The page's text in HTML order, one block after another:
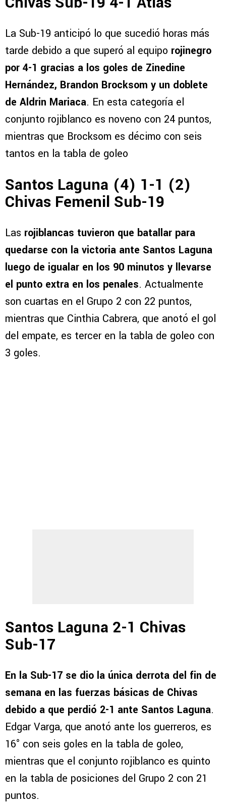
La Sub-19 anticipó lo que sucedió horas más
tarde debido a que superó al equipo rojinegro
por 4-1 gracias a los goles de Zinedine
Hernández, Brandon Brocksom y un doblete
de Aldrin Mariaca. En esta categoría el
conjunto rojiblanco es noveno con 24 puntos,
mientras que Brocksom es décimo con seis
tantos en la tabla de goleo
Santos Laguna (4) 1-1 (2)
Chivas Femenil Sub-19
Las rojiblancas tuvieron que batallar para
quedarse con la victoria ante Santos Laguna
luego de igualar en los 90 minutos y llevarse
el punto extra en los penales. Actualmente
son cuartas en el Grupo 2 con 22 puntos,
mientras que Cinthia Cabrera, que anotó el gol
del empate, es tercer en la tabla de goleo con
3 goles.
Santos Laguna 2-1 Chivas
Sub-17
En la Sub-17 se dio la única derrota del fin de
semana en las fuerzas básicas de Chivas
debido a que perdió 2-1 ante Santos Laguna.
Edgar Varga, que anotó ante los guerreros, es
16° con seis goles en la tabla de goleo,
mientras que el conjunto rojiblanco es quinto
en la tabla de posiciones del Grupo 2 con 21
puntos.